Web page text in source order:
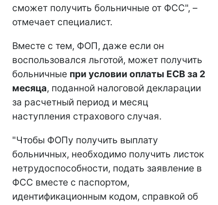
сможет получить больничные от ФСС", –
отмечает специалист.
Вместе с тем, ФОП, даже если он
воспользовался льготой, может получить
больничные при условии оплаты ЕСВ за 2
месяца, поданной налоговой декларации
за расчетный период и месяц
наступления страхового случая.
"Чтобы ФОПу получить выплату
больничных, необходимо получить листок
нетрудоспособности, подать заявление в
ФСС вместе с паспортом,
идентификационным кодом, справкой об